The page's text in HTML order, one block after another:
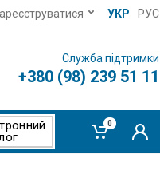
УКР РУС
Служба підтримки
+380 (98) 239 51 11
0